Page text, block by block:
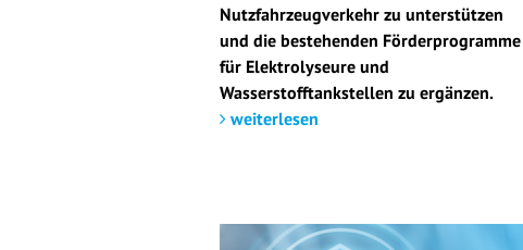
Nutzfahrzeugverkehr zu unterstützen
und die bestehenden Förderprogramme
für Elektrolyseure und
Wasserstofftankstellen zu ergänzen.
weiterlesen